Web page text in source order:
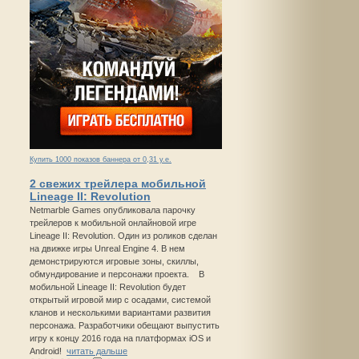
Купить 1000 показов баннера от 0,31 у.е.
2 свежих трейлера мобильной
Lineage II: Revolution
Netmarble Games опубликовала парочку
трейлеров к мобильной онлайновой игре
Lineage II: Revolution. Один из роликов сделан
на движке игры Unreal Engine 4. В нем
демонстрируются игровые зоны, скиллы,
обмундирование и персонажи проекта. В
мобильной Lineage II: Revolution будет
открытый игровой мир с осадами, системой
кланов и несколькими вариантами развития
персонажа. Разработчики обещают выпустить
игру к концу 2016 года на платформах iOS и
Android! читать дальше